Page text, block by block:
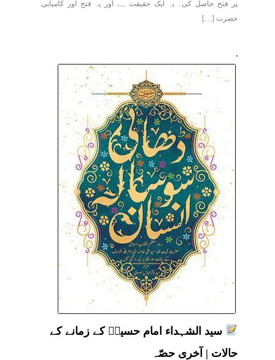
پر فتح حاصل کی۔ یہ ایک حقیقت ہے اور یہ فتح اور کامیابی
حضرت […]
سید الشہداء امام حسینؑ کے زمانے کے
حالات | آخری حصّہ